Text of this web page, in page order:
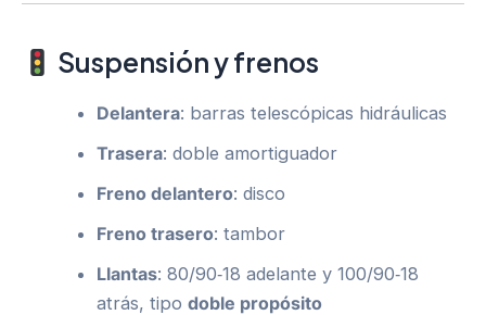
Suspensión y frenos
Delantera: barras telescópicas hidráulicas
Trasera: doble amortiguador
Freno delantero: disco
Freno trasero: tambor
Llantas: 80/90‑18 adelante y 100/90‑18
atrás, tipodoble propósito